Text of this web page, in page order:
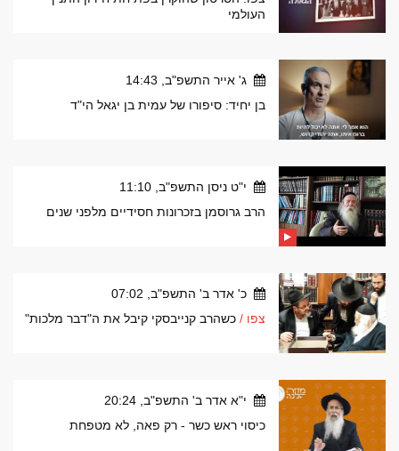
העולמי
ג' אייר התשפ"ב, 14:43
בן יחיד: סיפורו של עמית בן יגאל הי"ד
י"ט ניסן התשפ"ב, 11:10
הרב גרוסמן בזכרונות חסידיים מלפני שנים
כ' אדר ב' התשפ"ב, 07:02
צפו / כשהרב קנייבסקי קיבל את ה"דבר מלכות"
י"א אדר ב' התשפ"ב, 20:24
כיסוי ראש כשר - רק פאה, לא מטפחת